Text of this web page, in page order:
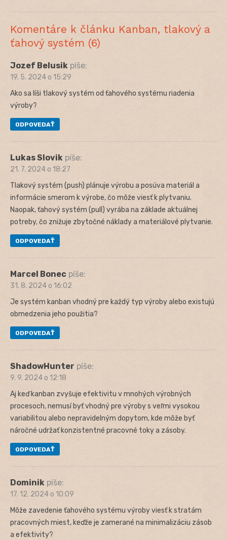
Komentáre k článku Kanban, tlakový a
ťahový systém (6)
Jozef Belusik píše:
19. 5. 2024 o 15:29
Ako sa líši tlakový systém od ťahového systému riadenia
výroby?
ODPOVEDAŤ
Lukas Slovik píše:
21. 7. 2024 o 18:27
Tlakový systém (push) plánuje výrobu a posúva materiál a
informácie smerom k výrobe, čo môže viesť k plytvaniu.
Naopak, ťahový systém (pull) vyrába na základe aktuálnej
potreby, čo znižuje zbytočné náklady a materiálové plytvanie.
ODPOVEDAŤ
Marcel Bonec píše:
31. 8. 2024 o 16:02
Je systém kanban vhodný pre každý typ výroby alebo existujú
obmedzenia jeho použitia?
ODPOVEDAŤ
ShadowHunter píše:
9. 9. 2024 o 12:18
Aj keď kanban zvyšuje efektivitu v mnohých výrobných
procesoch, nemusí byť vhodný pre výroby s veľmi vysokou
variabilitou alebo nepravidelným dopytom, kde môže byť
náročné udržať konzistentné pracovné toky a zásoby.
ODPOVEDAŤ
Dominik píše:
17. 12. 2024 o 10:09
Môže zavedenie ťahového systému výroby viesť k stratám
pracovných miest, keďže je zamerané na minimalizáciu zásob
a efektivity?